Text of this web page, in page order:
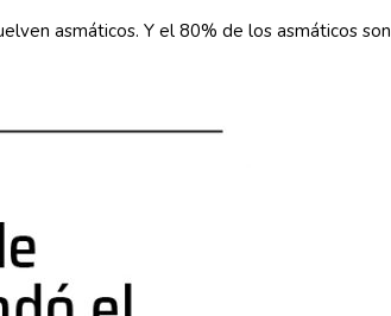
asmáticos. Y el 80% de los asmáticos son